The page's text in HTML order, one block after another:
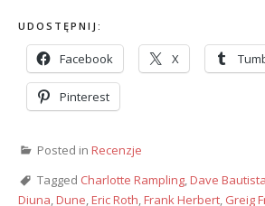
UDOSTĘPNIJ:
Facebook X
Pinterest
Posted in Recenzje
Tagged Charlotte Rampling,Dave Bautista
Diuna,Dune,Eric Roth,Frank Herbert, Greig